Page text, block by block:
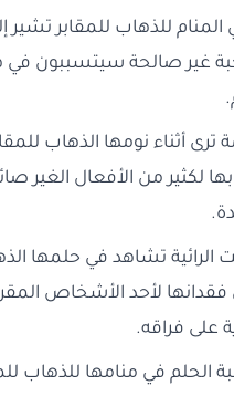
المنام للذهاب للمقابر تشير
غير صالحة سيتسببون في
ترى أثناء نومها الذهاب
لكثير من الأفعال الغير
الرائية تشاهد في حلمها
لأحد الأشخاص
على فراقه.
في منامها للذهاب